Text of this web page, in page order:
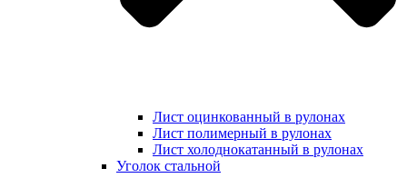
Лист оцинкованный в рулонах
Лист полимерный в рулонах
Лист холоднокатанный в рулонах
Уголок стальной